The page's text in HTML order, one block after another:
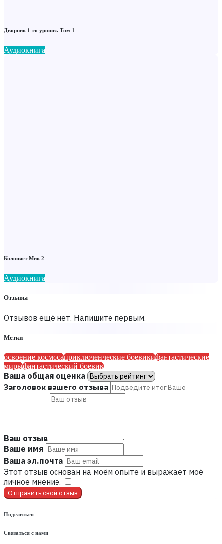
Дворник 1-го уровня. Том 1
Аудиокнига
Колонист Мик 2
Аудиокнига
Отзывы
Отзывов ещё нет. Напишите первым.
Метки
освоение космосаприключенческие боевикифантастические
мирыфантастический боевик
Ваша общая оценка
Заголовок вашего отзыва
Ваш отзыв
Ваше имя
Ваша эл.почта
Этот отзыв основан на моём опыте и выражает моё
личное мнение.
Отправить свой отзыв
Поделиться
Связаться с нами